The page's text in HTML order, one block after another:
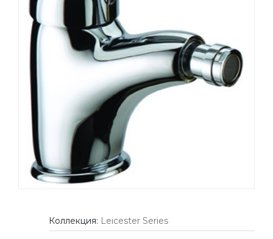
Коллекция: Leicester Series